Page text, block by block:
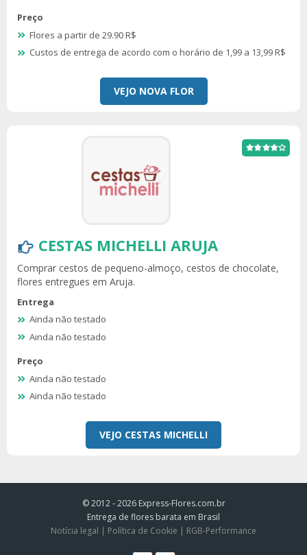
Preço
Flores a partir de 29.90 R$
Custos de entrega de acordo com o horário de 1,99 a 13,99 R$
VEJO NOVA FLOR
CESTAS MICHELLI ARUJA
Comprar cestos de pequeno-almoço, cestos de chocolate,
flores entregues em Aruja.
Entrega
Ainda não testado
Ainda não testado
Preço
Ainda não testado
Ainda não testado
VEJO CESTAS MICHELLI
© 2012 - 2026 Express-Flores.com.br
Entrega de flores barata em Brasil
Notícia legal | Política de Cookie | RGB-Performance